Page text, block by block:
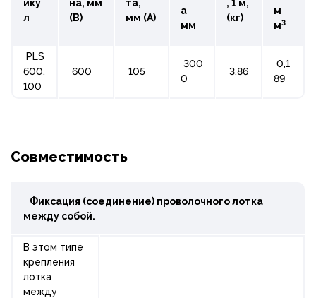
ику
л
на, мм
(B)
та,
мм (A)
а
мм
, 1 м,
(кг)
м
м3
PLS
600.
100
600 105
300
0
3,86
0,1
89
Совместимость
Фиксация (соединение) проволочного лотка
между собой.
В этом типе
крепления
лотка
между